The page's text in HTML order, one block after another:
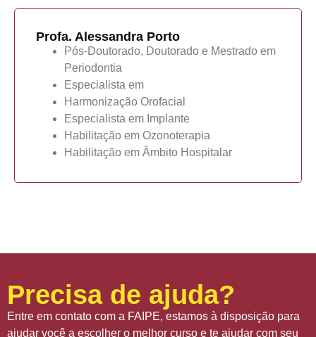
Profa. Alessandra Porto
Pós-Doutorado, Doutorado e Mestrado em
Periodontia
Especialista em
Harmonização Orofacial
Especialista em Implante
Habilitação em Ozonoterapia
Habilitação em Âmbito Hospitalar
Precisa de ajuda?
Entre em contato com a FAIPE, estamos à disposição para
ajudar você a escolher o melhor curso e te ajudar com seu